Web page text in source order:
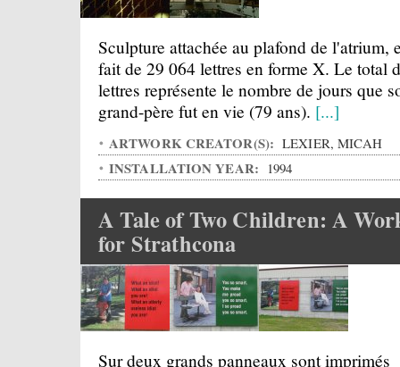
Sculpture attachée au plafond de l'atrium,
fait de 29 064 lettres en forme X. Le total
lettres représente le nombre de jours que
grand-père fut en vie (79 ans). [...]
ARTWORK CREATOR(S): LEXIER, MICAH
INSTALLATION YEAR: 1994
A Tale of Two Children: A
for Strathcona
Sur deux grands panneaux sont imprimés